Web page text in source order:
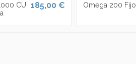
CU
185,00 € Omega 200 Fijo